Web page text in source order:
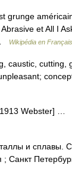
et All I
Wikipédia en Français
cutting,
Webster] …
и сплавы.